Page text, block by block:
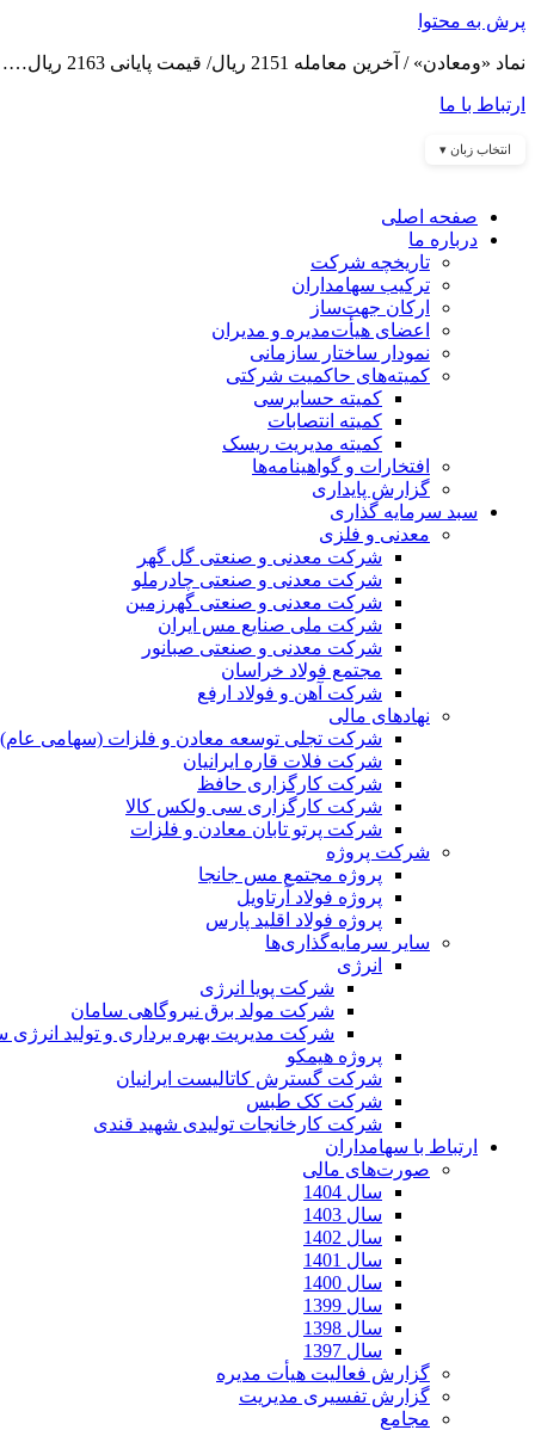
پرش به محتوا
نماد «ومعادن» / آخرین معامله 2151 ریال/ قیمت پایانی 2163 ریال……
ارتباط با ما
انتخاب زبان ▾
صفحه اصلی
درباره ما
تاریخچه شرکت
ترکیب سهامداران
ارکان جهت‌ساز
اعضای هیأت‌مدیره و مدیران
نمودار ساختار سازمانی
کمیته‌های حاکمیت شرکتی
کمیته حسابرسی
کمیته انتصابات
کمیته مدیریت ریسک
افتخارات و گواهینامه‌ها
گزارش پایداری
سبد سرمایه گذاری
معدنی و فلزی
شرکت معدنی و صنعتی گل گهر
شرکت معدنی و صنعتی چادرملو
شرکت معدنی و صنعتی گهرزمین
شرکت ملی صنایع مس ایران
شرکت معدنی و صنعتی صبانور
مجتمع فولاد خراسان
شرکت آهن و فولاد ارفع
نهادهای مالی
شرکت تجلی توسعه معادن و فلزات (سهامی عام)
شرکت فلات قاره ایرانیان
شرکت کارگزاری حافظ
شرکت کارگزاری سی ولکس کالا
شرکت پرتو تابان معادن و فلزات
شرکت پروژه
پروژه مجتمع مس جانجا
پروژه فولاد آرتاویل
پروژه فولاد اقلید پارس
سایر سرمایه‌گذاری‌ها
انرژی
شرکت پویا انرژی
شرکت مولد برق نیروگاهی سامان
شرکت مدیریت بهره برداری و تولید انرژی
پروژه هیمکو
شرکت گسترش کاتالیست ایرانیان
شرکت کک طبس
شرکت کارخانجات تولیدی شهید قندی
ارتباط با سهامداران
صورت‌های مالی
سال 1404
سال 1403
سال 1402
سال 1401
سال 1400
سال 1399
سال 1398
سال 1397
گزارش فعالیت هیأت مدیره
گزارش تفسیری مدیریت
مجامع